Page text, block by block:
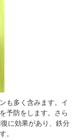
も多く含みます。イ
予防をします。さら
に効果があり、鉄分
。